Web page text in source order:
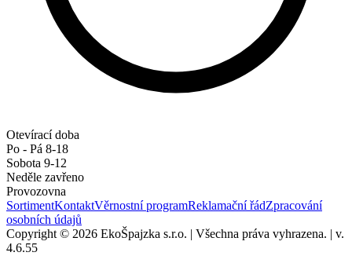
Otevírací doba
Po - Pá 8-18
Sobota 9-12
Neděle zavřeno
Provozovna
SortimentKontaktVěrnostní programReklamační řádZpracování
osobních údajů
Copyright © 2026 EkoŠpajzka s.r.o. | Všechna práva vyhrazena. | v.
4.6.55